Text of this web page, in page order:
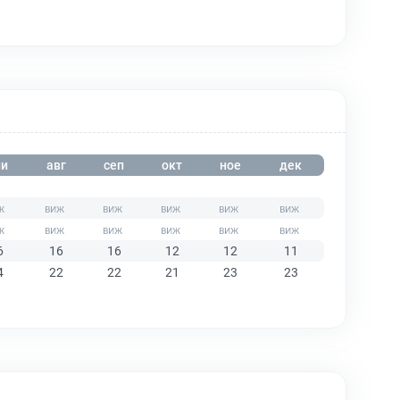
авг сеп окт ное дек
16 16 12 12
11
22 22 21 23 23